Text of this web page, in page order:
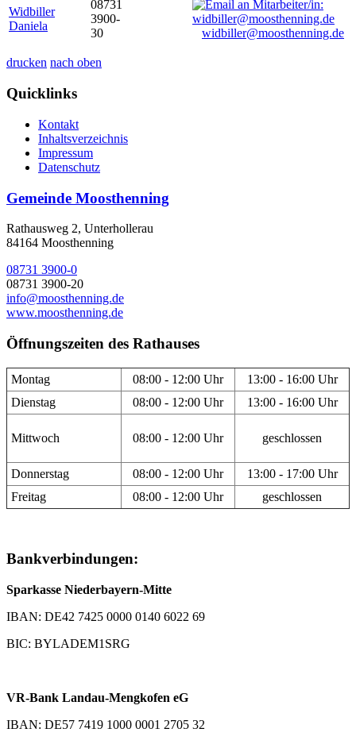
Widbiller
Daniela
08731
3900-
30
widbiller@moosthenning.de
drucken nach oben
Quicklinks
Kontakt
Inhaltsverzeichnis
Impressum
Datenschutz
Gemeinde Moosthenning
Rathausweg 2, Unterhollerau
84164 Moosthenning
08731 3900-0
08731 3900-20
info@moosthenning.de
www.moosthenning.de
Öffnungszeiten des Rathauses
Montag 08:00 - 12:00 Uhr
13:00 - 16:00 Uhr
Dienstag
08:00 - 12:00 Uhr 13:00 - 16:00 Uhr
Mittwoch 08:00 - 12:00 Uhr geschlossen
Donnerstag 08:00 - 12:00 Uhr
13:00 - 17:00 Uhr
Freitag
08:00 - 12:00 Uhr geschlossen
Bankverbindungen:
Sparkasse Niederbayern-Mitte
IBAN: DE42 7425 0000 0140 6022 69
BIC: BYLADEM1SRG
VR-Bank Landau-Mengkofen eG
IBAN: DE57 7419 1000 0001 2705 32